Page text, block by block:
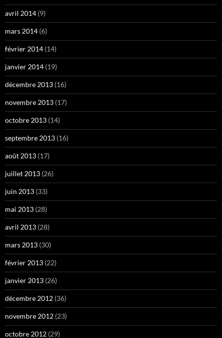
avril 2014 (9)
mars 2014 (6)
février 2014 (14)
janvier 2014 (19)
décembre 2013 (16)
novembre 2013 (17)
octobre 2013 (14)
septembre 2013 (16)
août 2013 (17)
juillet 2013 (26)
juin 2013 (33)
mai 2013 (28)
avril 2013 (28)
mars 2013 (30)
février 2013 (22)
janvier 2013 (26)
décembre 2012 (36)
novembre 2012 (23)
octobre 2012 (29)